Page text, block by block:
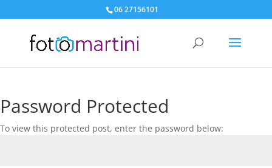
06 27156101
Password Protected
To view this protected post, enter the password below: